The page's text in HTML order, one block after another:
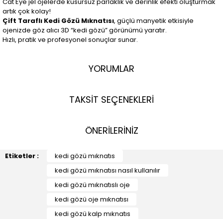
artık çok kolay!
Çift Taraflı Kedi Gözü Mıknatısı, güçlü manyetik etkisiyle
ojenizde göz alıcı 3D “kedi gözü” görünümü yaratır.
Hızlı, pratik ve profesyonel sonuçlar sunar.
YORUMLAR
TAKSİT SEÇENEKLERİ
ÖNERİLERİNİZ
Etiketler :
kedi gözü mıknatıs
kedi gözü mıknatısı nasıl kullanılır
kedi gözü mıknatıslı oje
kedi gözü oje mıknatısı
kedi gözü kalp mıknatıs